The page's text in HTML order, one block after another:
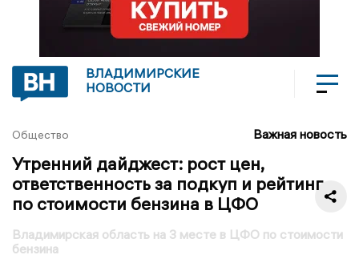
ВЛАДИМИРСКИЕ
НОВОСТИ
Общество Важная новость
Утренний дайджест: рост цен,
ответственность за подкуп и рейтинг
по стоимости бензина в ЦФО
Владимирская область на 3 месте в ЦФО по стоимости
бензина